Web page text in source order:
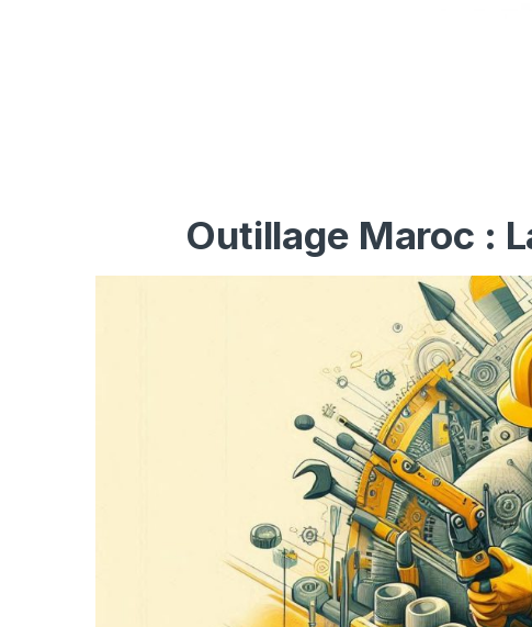
Outillage Maroc :